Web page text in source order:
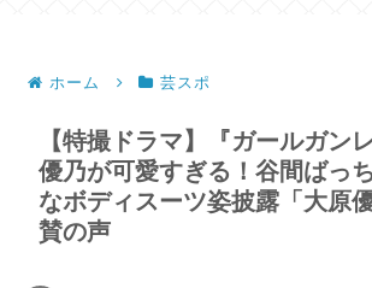
ホーム 芸スポ
【特撮ドラマ】『ガールガン
優乃が可愛すぎる！谷間ばっ
なボディスーツ姿披露「大原
賛の声